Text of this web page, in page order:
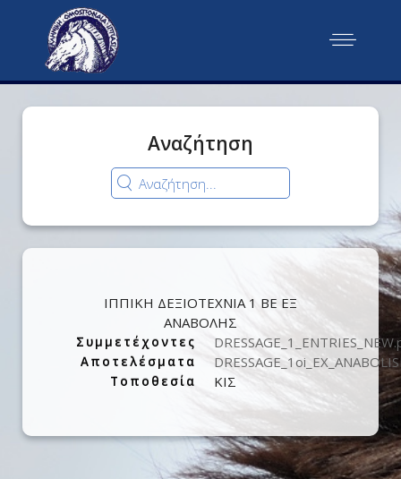
Αναζήτηση
ΙΠΠΙΚΗ ΔΕΞΙΟΤΕΧΝΙΑ 1 ΒΕ ΕΞ
ΑΝΑΒΟΛΗΣ
Συμμετέχοντες
Αποτελέσματα
Τοποθεσία ΚΙΣ